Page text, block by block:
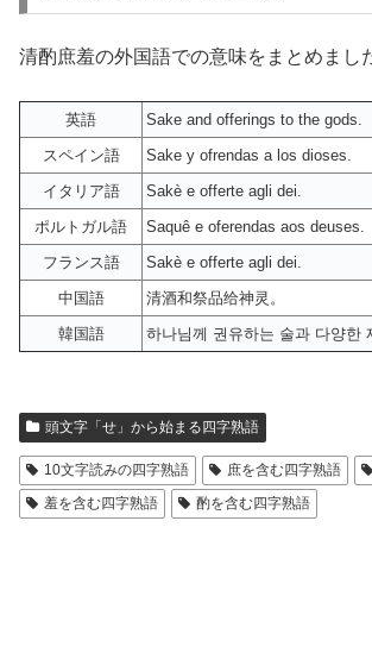
清酌庶羞の外国語での意味をまとめまし
英語
Sake and offerings to the gods.
スペイン語
Sake y ofrendas a los dioses.
イタリア語
Sakè e offerte agli dei.
ポルトガル語
Saquê e oferendas aos deuses.
フランス語
Sakè e offerte agli dei.
中国語
清酒和祭品给神灵。
韓国語
하나님께 권유하는 술과 다양한
頭文字「せ」から始まる四字熟語
10文字読みの四字熟語 庶を含む四字熟語
羞を含む四字熟語
酌を含む四字熟語